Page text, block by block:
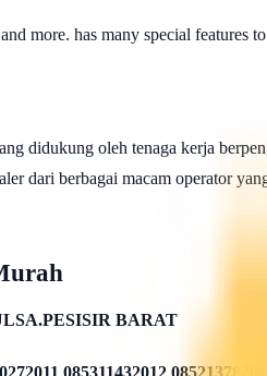
more. has many special
didukung oleh tenaga kerja
dari berbagai macam operator
BARAT